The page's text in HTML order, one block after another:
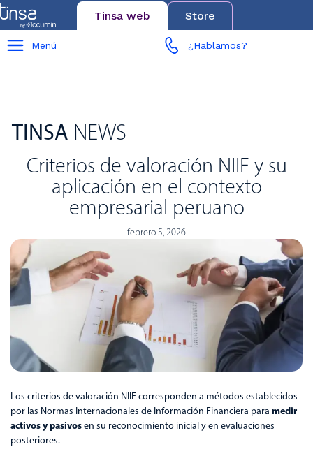
Tinsa web Store
Menú ¿Hablamos?
TINSA NEWS
Criterios de valoración NIIF y su
aplicación en el contexto
empresarial peruano
febrero 5, 2026
Los criterios de valoración NIIF corresponden a métodos establecidos
por las Normas Internacionales de Información Financiera para medir
activos y pasivosen su reconocimiento inicial y en evaluaciones
posteriores.